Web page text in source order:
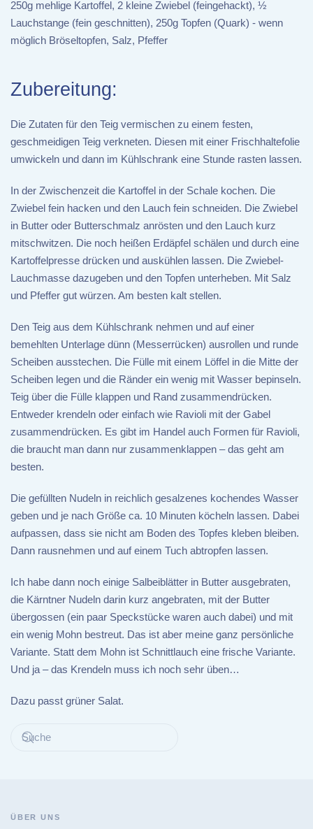
250g mehlige Kartoffel, 2 kleine Zwiebel (feingehackt), ½
Lauchstange (fein geschnitten), 250g Topfen (Quark) - wenn
möglich Bröseltopfen, Salz, Pfeffer
Zubereitung:
Die Zutaten für den Teig vermischen zu einem festen,
geschmeidigen Teig verkneten. Diesen mit einer Frischhaltefolie
umwickeln und dann im Kühlschrank eine Stunde rasten lassen.
In der Zwischenzeit die Kartoffel in der Schale kochen. Die
Zwiebel fein hacken und den Lauch fein schneiden. Die Zwiebel
in Butter oder Butterschmalz anrösten und den Lauch kurz
mitschwitzen. Die noch heißen Erdäpfel schälen und durch eine
Kartoffelpresse drücken und auskühlen lassen. Die Zwiebel-
Lauchmasse dazugeben und den Topfen unterheben. Mit Salz
und Pfeffer gut würzen. Am besten kalt stellen.
Den Teig aus dem Kühlschrank nehmen und auf einer
bemehlten Unterlage dünn (Messerrücken) ausrollen und runde
Scheiben ausstechen. Die Fülle mit einem Löffel in die Mitte der
Scheiben legen und die Ränder ein wenig mit Wasser bepinseln.
Teig über die Fülle klappen und Rand zusammendrücken.
Entweder krendeln oder einfach wie Ravioli mit der Gabel
zusammendrücken. Es gibt im Handel auch Formen für Ravioli,
die braucht man dann nur zusammenklappen – das geht am
besten.
Die gefüllten Nudeln in reichlich gesalzenes kochendes Wasser
geben und je nach Größe ca. 10 Minuten köcheln lassen. Dabei
aufpassen, dass sie nicht am Boden des Topfes kleben bleiben.
Dann rausnehmen und auf einem Tuch abtropfen lassen.
Ich habe dann noch einige Salbeiblätter in Butter ausgebraten,
die Kärntner Nudeln darin kurz angebraten, mit der Butter
übergossen (ein paar Speckstücke waren auch dabei) und mit
ein wenig Mohn bestreut. Das ist aber meine ganz persönliche
Variante. Statt dem Mohn ist Schnittlauch eine frische Variante.
Und ja – das Krendeln muss ich noch sehr üben…
Dazu passt grüner Salat.
ÜBER UNS